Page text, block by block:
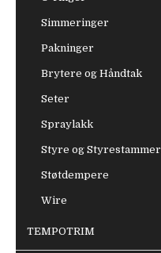
Simmeringer
Pakninger
Brytere og Håndtak
Seter
Spraylakk
Styre og Styrestammer
Støtdempere
Wire
TEMPOTRIM